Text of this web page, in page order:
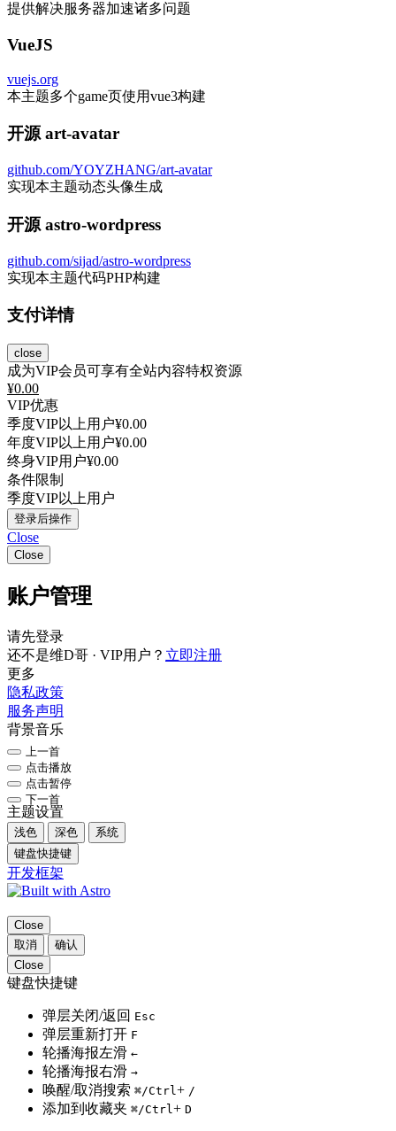
提供解决服务器加速诸多问题
VueJS
vuejs.org
本主题多个game页使用vue3构建
开源 art-avatar
github.com/YOYZHANG/art-avatar
实现本主题动态头像生成
开源 astro-wordpress
github.com/sijad/astro-wordpress
实现本主题代码PHP构建
支付详情
close
成为VIP会员可享有全站内容特权资源
¥0.00
VIP优惠
季度VIP以上用户¥0.00
年度VIP以上用户¥0.00
终身VIP用户¥0.00
条件限制
季度VIP以上用户
登录后操作
Close
Close
账户管理
请先登录
还不是维D哥 · VIP用户？ 立即注册
更多
隐私政策
服务声明
背景音乐
上一首
点击播放
点击暂停
下一首
主题设置
浅色 深色
系统
键盘快捷键
开发框架
Close
取消
确认
Close
键盘快捷键
弹层关闭/返回 Esc
弹层重新打开 F
轮播海报左滑 ←
轮播海报右滑 →
唤醒/取消搜索 ⌘/Ctrl + /
添加到收藏夹 ⌘/Ctrl + D